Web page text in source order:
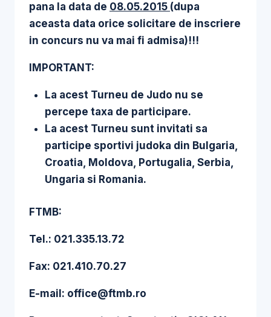
pana la data de 08.05.2015 (dupa
aceasta data orice solicitare de inscriere
in concurs nu va mai fi admisa)!!!
IMPORTANT:
La acest Turneu de Judo nu se
percepe taxa de participare.
La acest Turneu sunt invitati sa
participe sportivi judoka din Bulgaria,
Croatia, Moldova, Portugalia, Serbia,
Ungaria si Romania.
FTMB:
Tel.: 021.335.13.72
Fax: 021.410.70.27
E-mail: office@ftmb.ro